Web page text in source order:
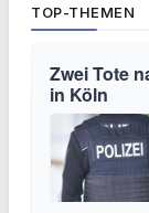
TOP-THEMEN
Zwei Tote
in Köln